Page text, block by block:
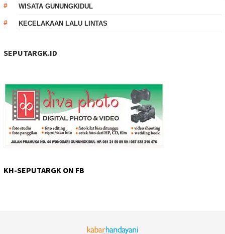
WISATA GUNUNGKIDUL
KECELAKAAN LALU LINTAS
SEPUTARGK.ID
KH-SEPUTARGK ON FB